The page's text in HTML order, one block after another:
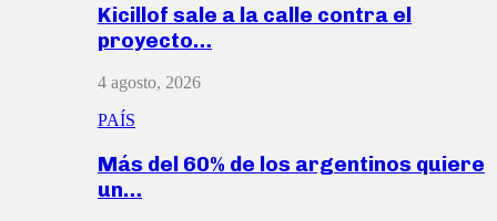
Kicillof sale a la calle contra el
proyecto…
4 agosto, 2026
PAÍS
Más del 60% de los argentinos quiere
un…